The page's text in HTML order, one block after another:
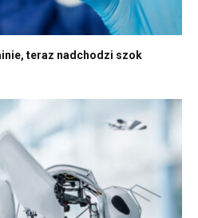
teraz nadchodzi szok